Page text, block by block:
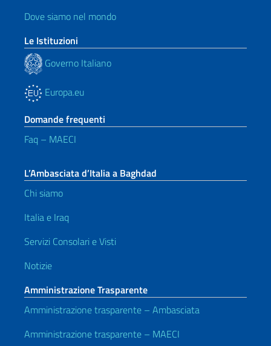
Dove siamo nel mondo
Le Istituzioni
Governo Italiano
Europa.eu
Domande frequenti
Faq – MAECI
L’Ambasciata d’Italia a Baghdad
Chi siamo
Italia e Iraq
Servizi Consolari e Visti
Notizie
Amministrazione Trasparente
Amministrazione trasparente – Ambasciata
Amministrazione trasparente – MAECI